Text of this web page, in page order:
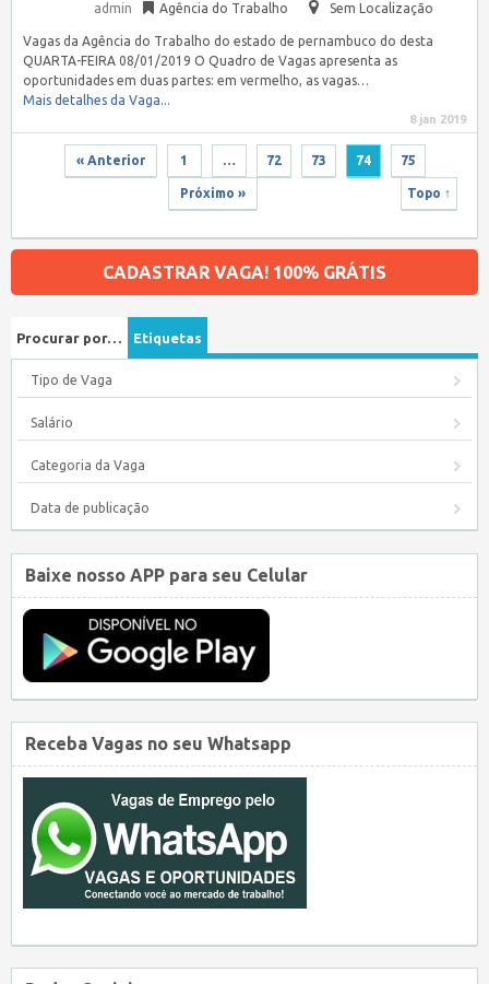
admin Agência do Trabalho Sem Localização
Vagas da Agência do Trabalho do estado de pernambuco do desta
QUARTA-FEIRA 08/01/2019 O Quadro de Vagas apresenta as
oportunidades em duas partes: em vermelho, as vagas…
Mais detalhes da Vaga...
8 jan 2019
« Anterior 1 … 72 73 74 75
Próximo » Topo ↑
CADASTRAR VAGA! 100% GRÁTIS
Procurar por… Etiquetas
Tipo de Vaga
Salário
Categoria da Vaga
Data de publicação
Baixe nosso APP para seu Celular
Receba Vagas no seu Whatsapp